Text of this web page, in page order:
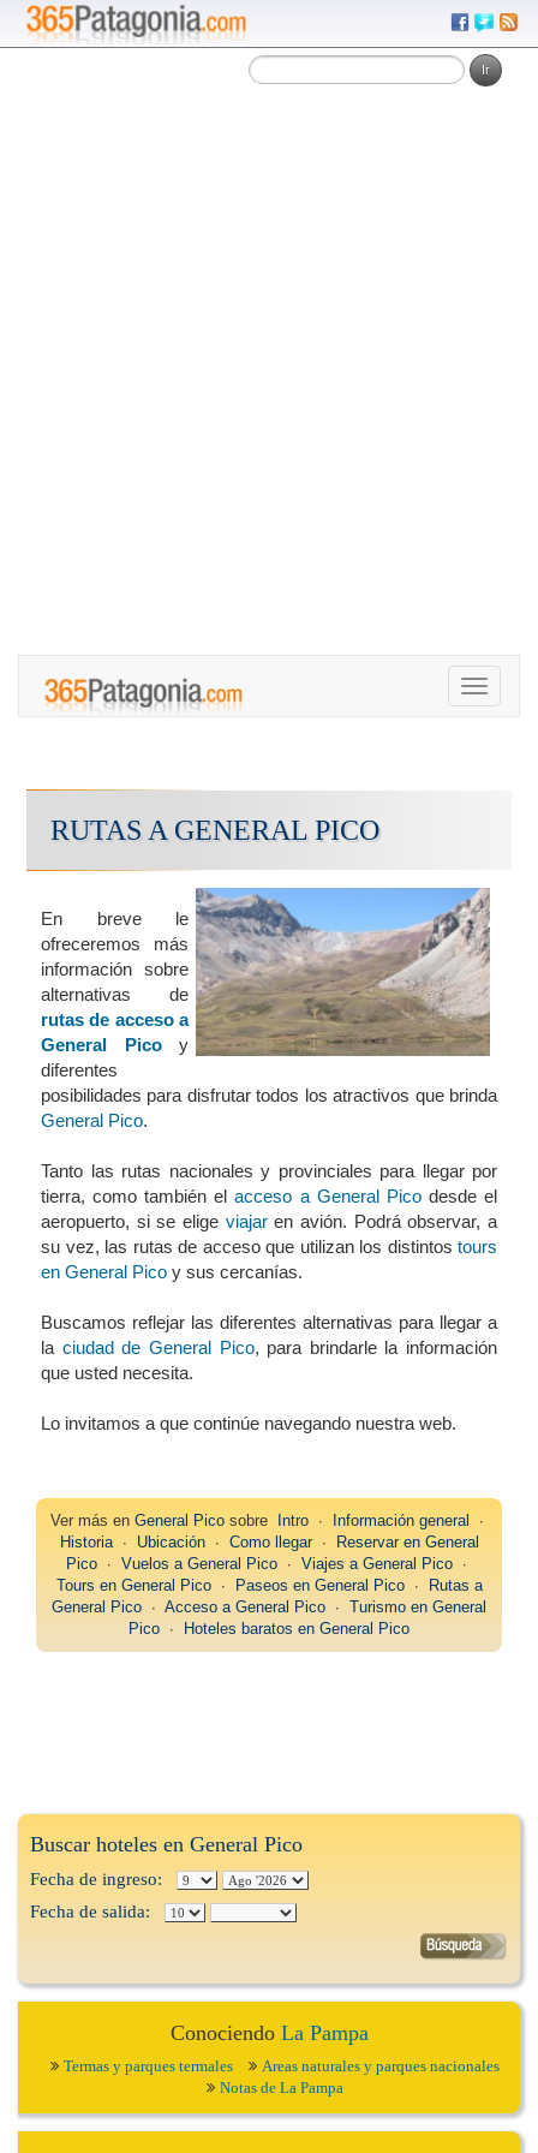
Toggle
RUTAS A GENERAL PICO
En breve le
ofreceremos más
información sobre
alternativas de
rutas de acceso a
General Picoy
diferentes
posibilidades para disfrutar todos los atractivos que brinda
General Pico.
Tanto las rutas nacionales y provinciales para llegar por
tierra, como también elacceso a General Picodesde el
aeropuerto, si se elige viajaren avión. Podrá observar, a
su vez, las rutas de acceso que utilizan los distintos tours
en General Pico y sus cercanías.
Buscamos reflejar las diferentes alternativas para llegar a
la ciudad de General Pico, para brindarle la información
que usted necesita.
Lo invitamos a que continúe navegando nuestra web.
Ver más en General Picosobre Intro∙ Información general ∙
Historia∙ Ubicación∙ Como llegar∙
Reservar en General
Pico ∙ Vuelos a General Pico ∙ Viajes a General Pico ∙
Tours en General Pico∙ Paseos en General Pico∙
Rutas a
General Pico ∙ Acceso a General Pico ∙ Turismo en General
Pico ∙ Hoteles baratos en General Pico
Buscar hoteles en General Pico
Fecha de ingreso:
Fecha de salida:
Conociendo La Pampa
Termas y parques termales
Areas naturales y parques nacionales
Notas de La Pampa